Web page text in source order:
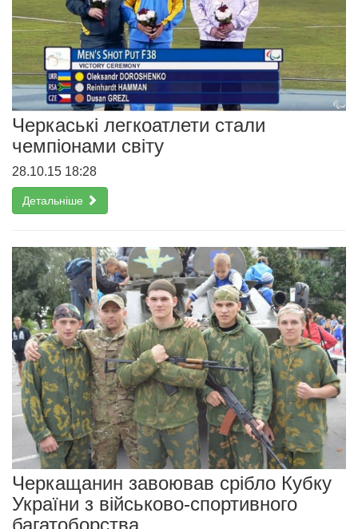
Черкаські легкоатлети стали
чемпіонами світу
28.10.15 18:28
Детальніше
Черкащанин завоював срібло Кубку
України з військово-спортивного
багатоборства